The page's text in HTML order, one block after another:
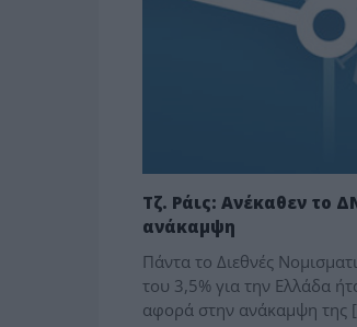
Τζ. Ράις: Ανέκαθεν το
ανάκαμψη
Πάντα το Διεθνές
του 3,5% για την Ελλάδα
αφορά στην ανάκαμψη της